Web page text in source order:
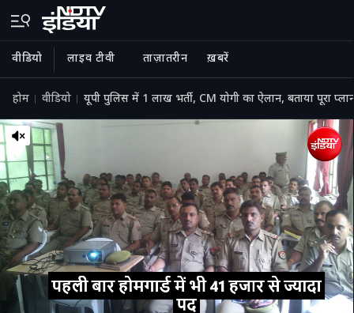
वीडियो लाइव टीवी ताज़ातरीन ख़बरें
होम वीडियो यूपी पुलिस में 1 लाख भर्ती, CM योगी का ऐलान, बताया पूरा